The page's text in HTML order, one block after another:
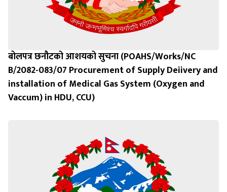
बोलपत्र छनौटको आशयको सुचना (POAHS/Works/NC
B/2082-083/07 Procurement of Supply Deiivery and
installation of Medical Gas System (Oxygen and
Vaccum) in HDU, CCU)